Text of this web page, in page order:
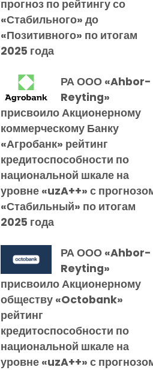
прогноз по рейтингу со
«Стабильного» до
«Позитивного» по итогам
2025 года
РА ООО «Ahbor-
Reyting»
присвоило Акционерному
коммерческому Банку
«Агробанк» рейтинг
кредитоспособности по
национальной шкале на
уровне «uzA++» с
«Стабильный» по итогам
2025 года
РА ООО «Ahbor-
Reyting»
присвоило Акционерному
обществу «Octobank»
рейтинг
кредитоспособности по
национальной шкале на
уровне «uzA++» с